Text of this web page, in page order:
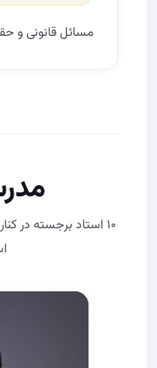
مسائل قانونی و
۱۰ استاد برجسته در